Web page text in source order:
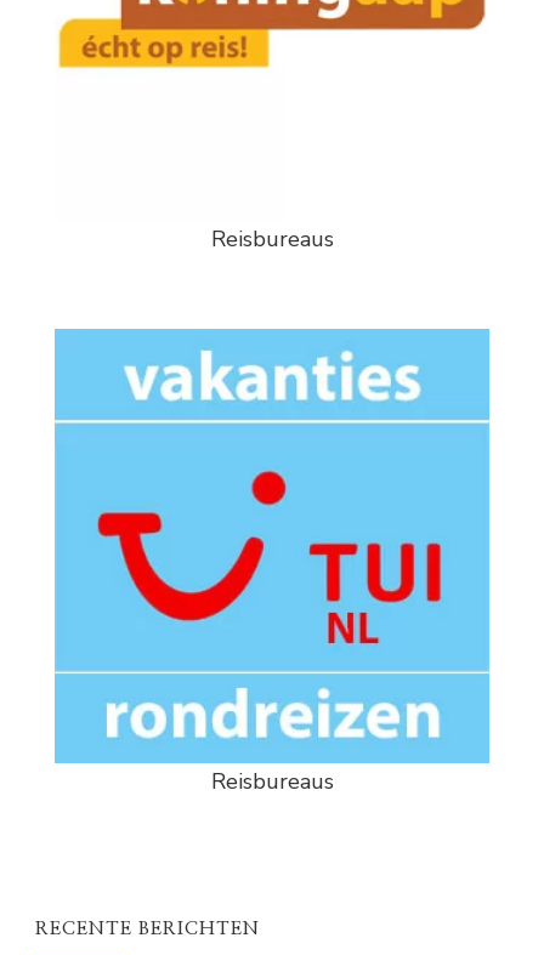
Reisbureaus
Reisbureaus
RECENTE BERICHTEN